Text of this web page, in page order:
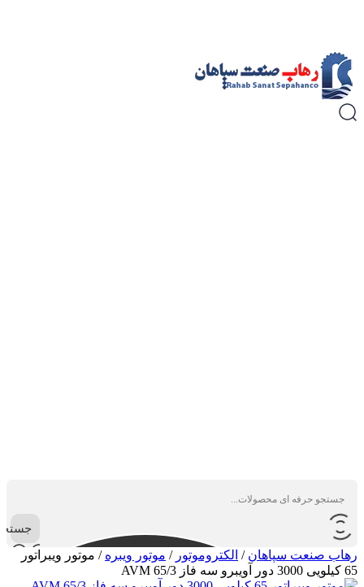
رهاب صنعت سپاهان / الکتروموتور / موتور ویبره / موتور ویبراتور
65 کیلویی 3000 دور آویبرو سه فاز AVM 65/3